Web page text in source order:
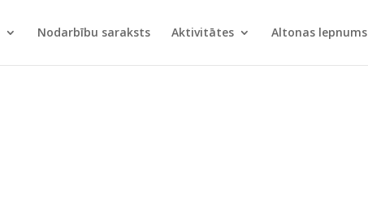
Nodarbību saraksts Aktivitātes Altonas lepnums